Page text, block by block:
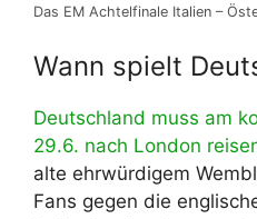
Das EM Achtelfinale Italien –
Wann spielt
Deutschland muss am
29.6. nach London
alte ehrwürdigem
Fans gegen die